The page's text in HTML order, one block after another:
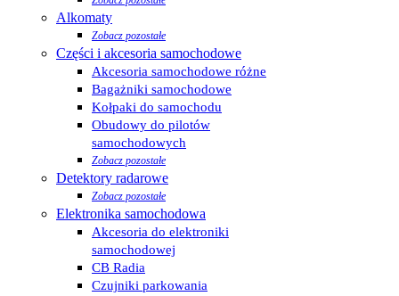
Alkomaty
Zobacz pozostałe
Części i akcesoria samochodowe
Akcesoria samochodowe różne
Bagażniki samochodowe
Kołpaki do samochodu
Obudowy do pilotów
samochodowych
Zobacz pozostałe
Detektory radarowe
Zobacz pozostałe
Elektronika samochodowa
Akcesoria do elektroniki
samochodowej
CB Radia
Czujniki parkowania